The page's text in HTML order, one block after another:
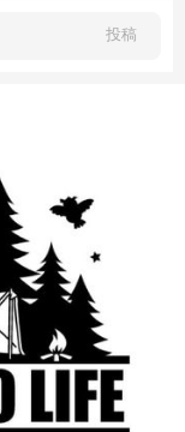
投稿